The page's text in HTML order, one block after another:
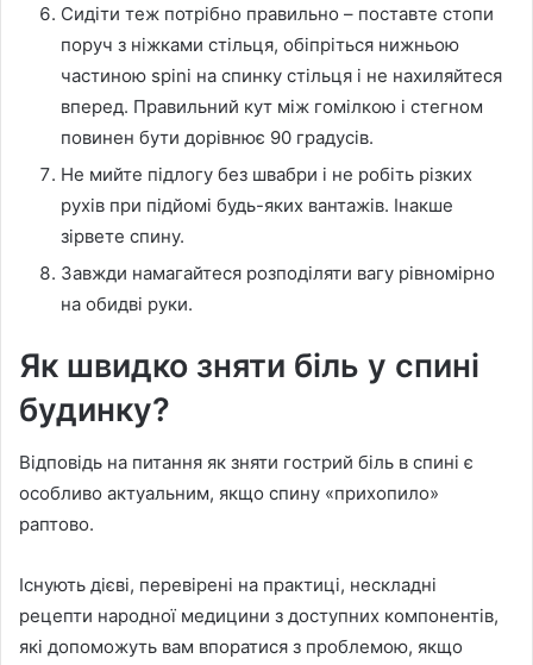
Сидіти теж потрібно правильно – поставте стопи
поруч з ніжками стільця, обіпріться нижньою
частиною spini на спинку стільця і не нахиляйтеся
вперед. Правильний кут між гомілкою і стегном
повинен бути дорівнює 90 градусів.
Не мийте підлогу без швабри і не робіть різких
рухів при підйомі будь-яких вантажів. Інакше
зірвете спину.
Завжди намагайтеся розподіляти вагу рівномірно
на обидві руки.
Як швидко зняти біль у спині
будинку?
Відповідь на питання як зняти гострий біль в спині є
особливо актуальним, якщо спину «прихопило»
раптово.
Існують дієві, перевірені на практиці, нескладні
рецепти народної медицини з доступних компонентів,
які допоможуть вам впоратися з проблемою, якщо